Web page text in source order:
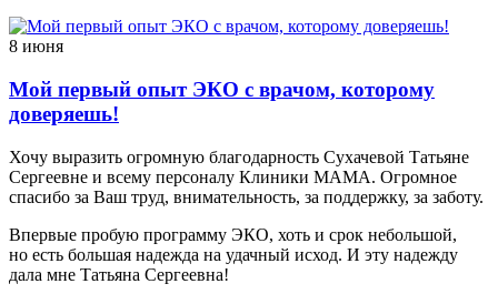
8 июня
Мой первый опыт ЭКО с врачом, которому
доверяешь!
Хочу выразить огромную благодарность Сухачевой Татьяне
Сергеевне и всему персоналу Клиники МАМА. Огромное
спасибо за Ваш труд, внимательность, за поддержку, за заботу.
Впервые пробую программу ЭКО, хоть и срок небольшой,
но есть большая надежда на удачный исход. И эту надежду
дала мне Татьяна Сергеевна!